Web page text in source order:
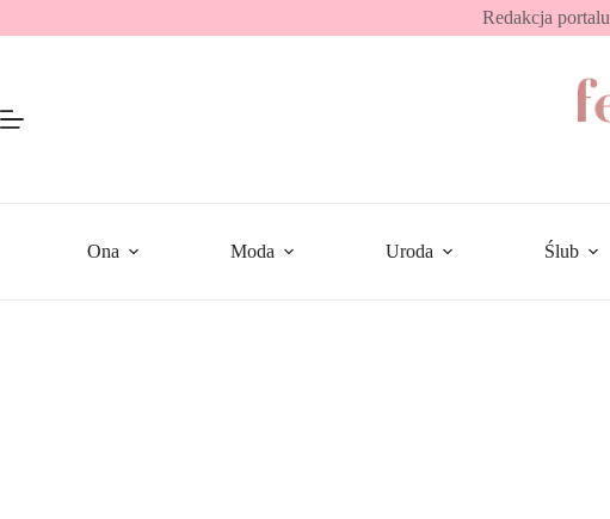
Redakcja portalu
Ona Moda Uroda Ślub